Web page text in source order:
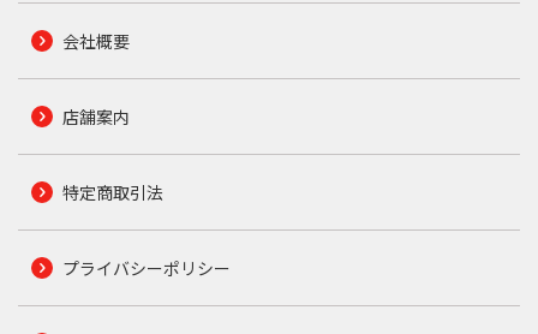
会社概要
店舗案内
特定商取引法
プライバシーポリシー